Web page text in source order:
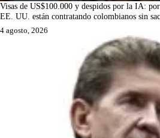
Visas de US$100.000 y despidos por la IA: por
EE. UU. están contratando colombianos sin
4 agosto, 2026